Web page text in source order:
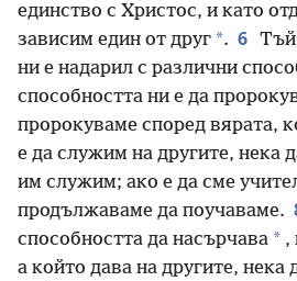
единство с Христос, и като
зависим един от друг *. 6 Тъй
ни е надарил с различни
способността ни е да
пророкуваме според вярата,
е да служим на другите, нека
им служим; ако е да сме
продължаваме да поучаваме.
способността да насърчава * ,
а който дава на другите, нека